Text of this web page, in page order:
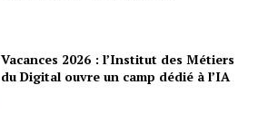
Vacances 2026 : l’Institut des Métiers
du Digital ouvre un camp dédié à l’IA